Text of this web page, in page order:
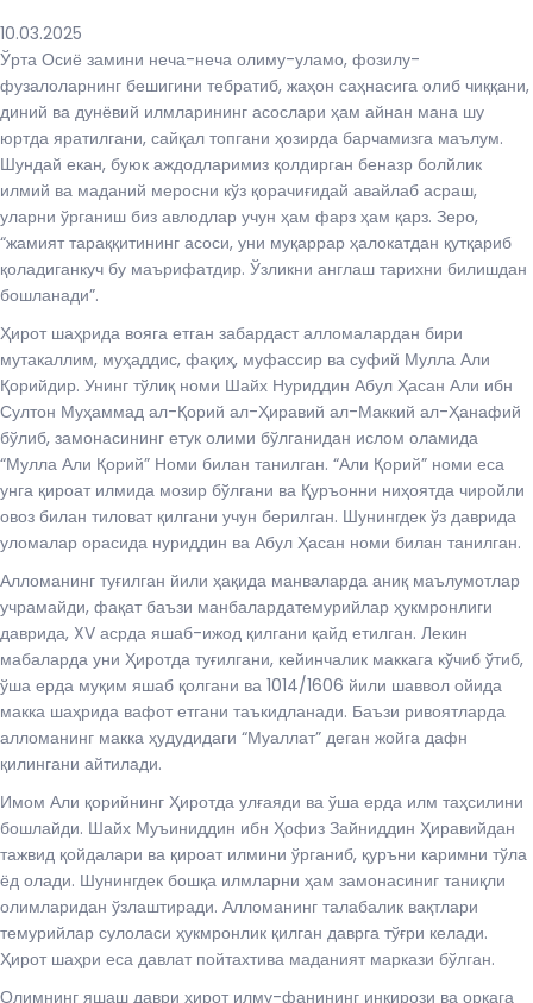
10.03.2025
Ўрта Осиё замини неча-неча олиму-уламо, фозилу-
фузалоларнинг бешигини тебратиб, жаҳон саҳнасига олиб чиққани,
диний ва дунёвий илмларининг асослари ҳам айнан мана шу
юртда яратилгани, сайқал топгани ҳозирда барчамизга маълум.
Шундай екан, буюк аждодларимиз қолдирган беназр болйлик
илмий ва маданий меросни кўз қорачиғидай авайлаб асраш,
уларни ўрганиш биз авлодлар учун ҳам фарз ҳам қарз. Зеро,
“жамият тараққитининг асоси, уни муқаррар ҳалокатдан қутқариб
қоладиганкуч бу маърифатдир. Ўзликни англаш тарихни билишдан
бошланади”.
Ҳирот шаҳрида вояга етган забардаст алломалардан бири
мутакаллим, муҳаддис, фақиҳ, муфассир ва суфий Мулла Али
Қорийдир. Унинг тўлиқ номи Шайх Нуриддин Абул Ҳасан Али ибн
Султон Муҳаммад ал-Қорий ал-Ҳиравий ал-Маккий ал-Ҳанафий
бўлиб, замонасининг етук олими бўлганидан ислом оламида
“Мулла Али Қорий” Номи билан танилган. “Али Қорий” номи еса
унга қироат илмида мозир бўлгани ва Қуръонни ниҳоятда чиройли
овоз билан тиловат қилгани учун берилган. Шунингдек ўз даврида
уломалар орасида нуриддин ва Абул Ҳасан номи билан танилган.
Алломанинг туғилган йили ҳақида манваларда аниқ маълумотлар
учрамайди, фақат баъзи манбалардатемурийлар ҳукмронлиги
даврида, XV асрда яшаб-ижод қилгани қайд етилган. Лекин
мабаларда уни Ҳиротда туғилгани, кейинчалик маккага кўчиб ўтиб,
ўша ерда муқим яшаб қолгани ва 1014/1606 йили шаввол ойида
макка шаҳрида вафот етгани таъкидланади. Баъзи ривоятларда
алломанинг макка ҳудудидаги “Муаллат” деган жойга дафн
қилингани айтилади.
Имом Али қорийнинг Ҳиротда улғаяди ва ўша ерда илм таҳсилини
бошлайди. Шайх Муъиниддин ибн Ҳофиз Зайниддин Ҳиравийдан
тажвид қойдалари ва қироат илмини ўрганиб, қуръни каримни тўла
ёд олади. Шунингдек бошқа илмларни ҳам замонасиниг таниқли
олимларидан ўзлаштиради. Алломанинг талабалик вақтлари
темурийлар сулоласи ҳукмронлик қилган даврга тўғри келади.
Ҳирот шаҳри еса давлат пойтахтива маданият маркази бўлган.
Олимнинг яшаш даври ҳирот илму-фанининг инқирози ва орқага